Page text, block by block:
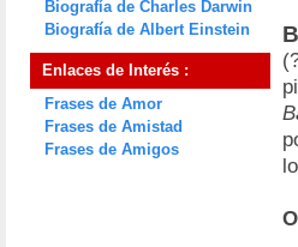
Biografía de Charles Darwin
Biografía de Albert Einstein
Enlaces de Interés :
Frases de Amor
Frases de Amistad
Frases de Amigos